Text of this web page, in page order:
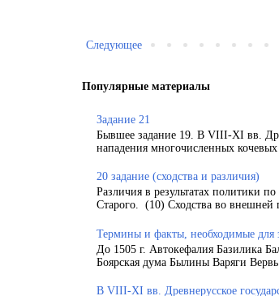
Следующее
Популярные материалы
Задание 21
Бывшее задание 19. В VIII-XI вв.
нападения многочисленных кочевых
20 задание (сходства и различия)
Различия в результатах политики
Старого. (10) Сходства во внешней
Термины и факты, необходимые
До 1505 г. Автокефалия Базилика
Боярская дума Былины Варяги
В VIII-XI вв. Древнерусское